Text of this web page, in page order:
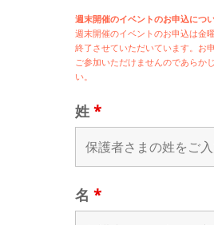
週末開催のイベントのお申込につ
週末開催のイベントのお申込は金
終了させていただいています。お
ご参加いただけませんのであらか
い。
姓 *
名 *